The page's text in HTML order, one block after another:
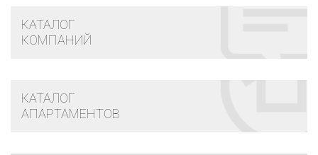
КАТАЛОГ
КОМПАНИЙ
КАТАЛОГ
АПАРТАМЕНТОВ